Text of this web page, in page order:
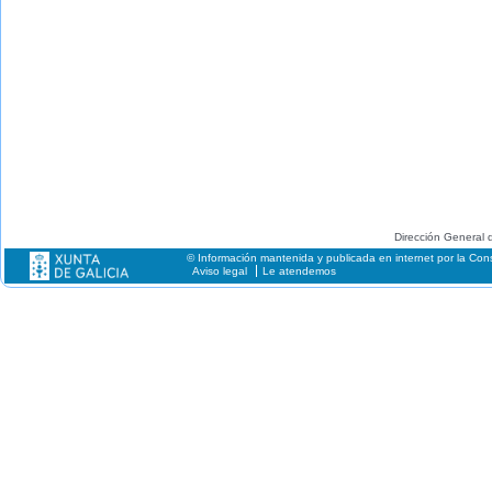
Dirección General
© Información mantenida y publicada en internet por la
Aviso legal
Le atendemos